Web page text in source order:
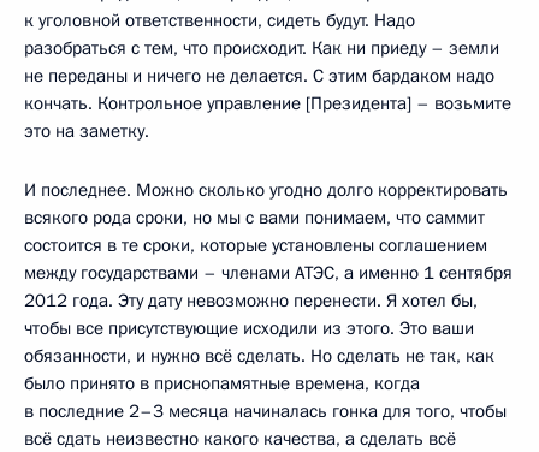
к уголовной ответственности, сидеть будут. Надо
разобраться с тем, что происходит. Как ни приеду – земли
не переданы и ничего не делается. С этим бардаком надо
кончать. Контрольное управление [Президента] – возьмите
это на заметку.
И последнее. Можно сколько угодно долго корректировать
всякого рода сроки, но мы с вами понимаем, что саммит
состоится в те сроки, которые установлены соглашением
между государствами – членами АТЭС, а именно 1 сентября
2012 года. Эту дату невозможно перенести. Я хотел бы,
чтобы все присутствующие исходили из этого. Это ваши
обязанности, и нужно всё сделать. Но сделать не так, как
было принято в приснопамятные времена, когда
в последние 2–3 месяца начиналась гонка для того, чтобы
всё сдать неизвестно какого качества, а сделать всё